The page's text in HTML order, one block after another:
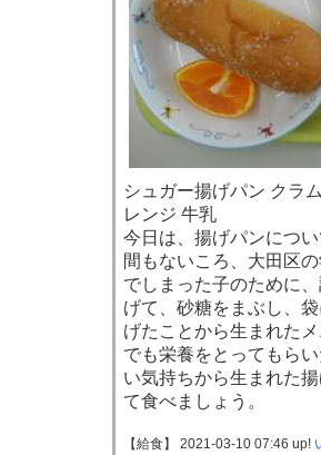
シュガー揚げパン クラ
レンジ 牛乳
今日は、揚げパンにつ
間もないころ、大田区
でしまった子のために
げて、砂糖をまぶし、
げたことから生まれた
でも栄養をとってもら
い気持ちから生まれた
て食べましょう。
【給食】 2021-03-10 07:46 up!